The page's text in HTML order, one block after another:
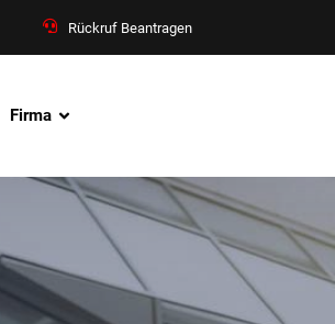
Rückruf Beantragen
Firma